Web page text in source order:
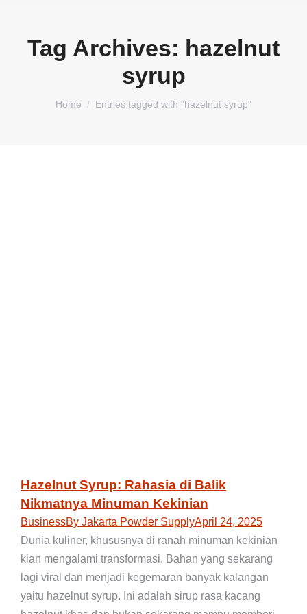
Tag Archives: hazelnut
syrup
You are here:
Home Entries tagged with "hazelnut syrup"
Hazelnut Syrup: Rahasia di Balik
Nikmatnya Minuman Kekinian
BusinessBy Jakarta Powder SupplyApril 24, 2025
Dunia kuliner, khususnya di ranah minuman kekinian
kian mengalami transformasi. Bahan yang sekarang
lagi viral dan menjadi kegemaran banyak kalangan
yaitu hazelnut syrup. Ini adalah sirup rasa kacang